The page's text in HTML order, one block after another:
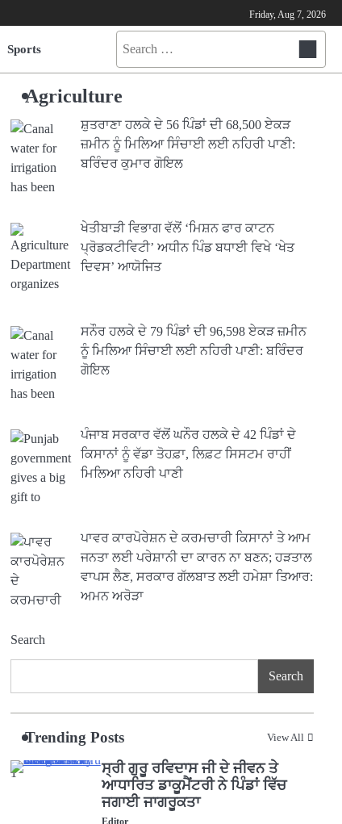
Friday, Aug 7, 2026
Sports
Search
Agriculture
ਸ਼ੁਤਰਾਣਾ ਹਲਕੇ ਦੇ 56 ਪਿੰਡਾਂ ਦੀ 68,500 ਏਕੜ
ਜ਼ਮੀਨ ਨੂੰ ਮਿਲਿਆ ਸਿੰਚਾਈ ਲਈ ਨਹਿਰੀ ਪਾਣੀ:
ਬਰਿੰਦਰ ਕੁਮਾਰ ਗੋਇਲ
ਖੇਤੀਬਾੜੀ ਵਿਭਾਗ ਵੱਲੋਂ ‘ਮਿਸ਼ਨ ਫਾਰ ਕਾਟਨ
ਪ੍ਰੋਡਕਟੀਵਿਟੀ’ ਅਧੀਨ ਪਿੰਡ ਬਧਾਈ ਵਿਖੇ ‘ਖੇਤ
ਦਿਵਸ’ ਆਯੋਜਿਤ
ਸਨੌਰ ਹਲਕੇ ਦੇ 79 ਪਿੰਡਾਂ ਦੀ 96,598 ਏਕੜ ਜ਼ਮੀਨ
ਨੂੰ ਮਿਲਿਆ ਸਿੰਚਾਈ ਲਈ ਨਹਿਰੀ ਪਾਣੀ: ਬਰਿੰਦਰ
ਗੋਇਲ
ਪੰਜਾਬ ਸਰਕਾਰ ਵੱਲੋਂ ਘਨੌਰ ਹਲਕੇ ਦੇ 42 ਪਿੰਡਾਂ ਦੇ
ਕਿਸਾਨਾਂ ਨੂੰ ਵੱਡਾ ਤੋਹਫ਼ਾ, ਲਿਫ਼ਟ ਸਿਸਟਮ ਰਾਹੀਂ
ਮਿਲਿਆ ਨਹਿਰੀ ਪਾਣੀ
ਪਾਵਰ ਕਾਰਪੋਰੇਸ਼ਨ ਦੇ ਕਰਮਚਾਰੀ ਕਿਸਾਨਾਂ ਤੇ ਆਮ
ਜਨਤਾ ਲਈ ਪਰੇਸ਼ਾਨੀ ਦਾ ਕਾਰਨ ਨਾ ਬਣਨ; ਹੜਤਾਲ
ਵਾਪਸ ਲੈਣ, ਸਰਕਾਰ ਗੱਲਬਾਤ ਲਈ ਹਮੇਸ਼ਾ ਤਿਆਰ:
ਅਮਨ ਅਰੋੜਾ
Search
Search
Trending Posts View All
1
ਸ੍ਰੀ ਗੁਰੂ ਰਵਿਦਾਸ ਜੀ ਦੇ ਜੀਵਨ ਤੇ
ਆਧਾਰਿਤ ਡਾਕੂਮੈਂਟਰੀ ਨੇ ਪਿੰਡਾਂ ਵਿੱਚ
ਜਗਾਈ ਜਾਗਰੂਕਤਾ